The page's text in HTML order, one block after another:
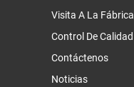
Visita A La Fábrica
Control De Calidad
Contáctenos
Noticias